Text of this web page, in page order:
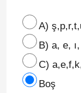
A)
B) a, e,
C)
Boş